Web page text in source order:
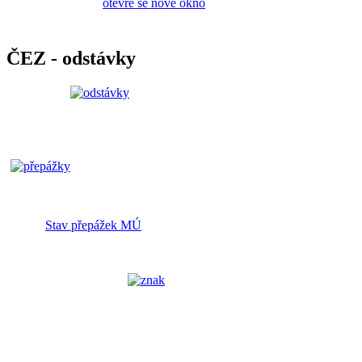
ČEZ - odstávky
Stav přepážek MÚ